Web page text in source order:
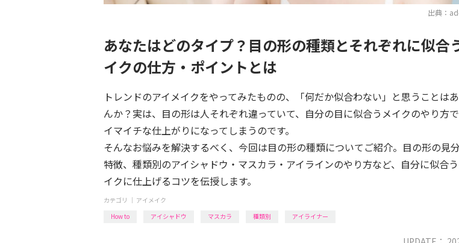
出典：
あなたはどのタイプ？目の形の種類とそれぞれに似合
イクの仕方・ポイントとは
トレンドのアイメイクをやってみたものの、「何だか似合わない」と思うことは
んか？実は、目の形は人それぞれ違っていて、自分の目に似合うメイクのやり方
イマイチな仕上がりになってしまうのです。
そんなお悩みを解決するべく、今回は目の形の種類についてご紹介。目の形の見
特徴、種類別のアイシャドウ・マスカラ・アイラインのやり方など、自分に似合
イクに仕上げるコツを伝授します。
カテゴリ ｜ アイメイク
How to
アイシャドウ マスカラ 種類別 アイライナー